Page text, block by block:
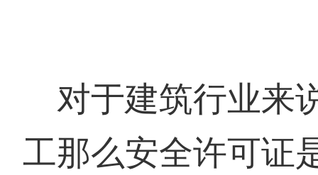
对于建筑行业来
工那么安全许可证